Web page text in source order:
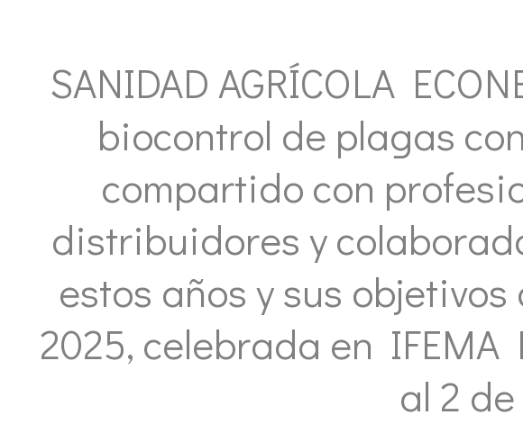
SANIDAD AGRÍCOLA
biocontrol de plagas
compartido con
distribuidores y
estos años y sus
2025, celebrada en
al 2